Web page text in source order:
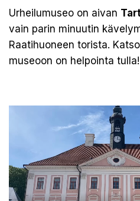
Urheilumuseo on aivan
vain parin minuutin
Raatihuoneen torista.
museoon on helpointa tulla!